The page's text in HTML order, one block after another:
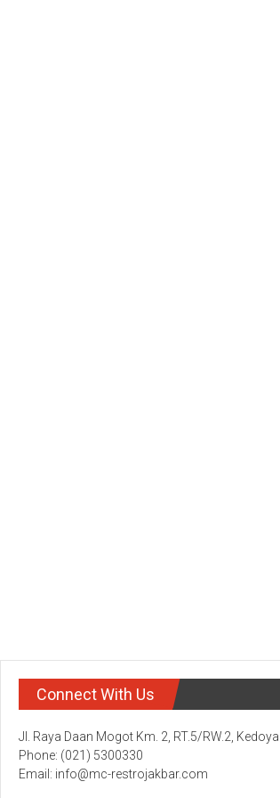
Connect With Us
Jl. Raya Daan Mogot Km. 2, RT.5/RW.2,
Phone: (021) 5300330
Email: info@mc-restrojakbar.com